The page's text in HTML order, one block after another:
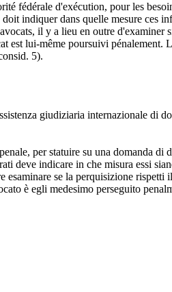
fédérale d'exécution, pour les
indiquer dans quelle mesure ces
il y a lieu en outre d'examiner
est lui-même poursuivi pénalement.
5).
giudiziaria internazionale di
per statuire su una domanda di
deve indicare in che misura essi
se la perquisizione rispetti
è egli medesimo perseguito